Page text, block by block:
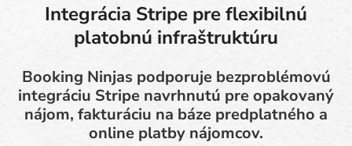
Integrácia Stripe pre flexibilnú
platobnú infraštruktúru
Booking Ninjas podporuje bezproblémovú
integráciu Stripe navrhnutú pre opakovaný
nájom, fakturáciu na báze predplatného a
online platby nájomcov.